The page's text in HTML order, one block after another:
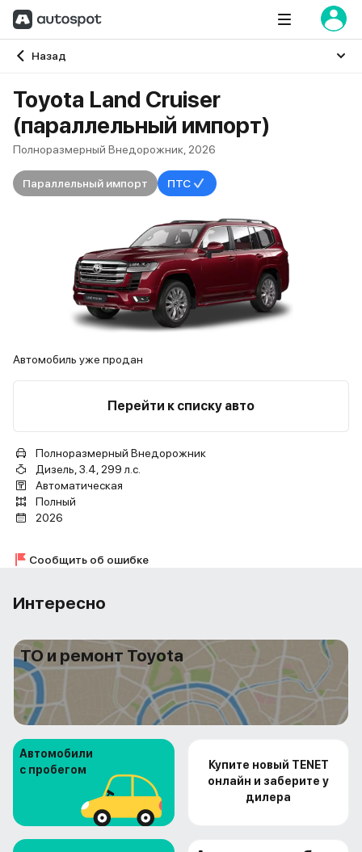
Назад
Главная
Toyota Land Cruiser
(параллельный импорт)
Полноразмерный Внедорожник, 2026
Параллельный импорт ПТС
Автомобиль уже продан
Перейти к списку авто
Полноразмерный Внедорожник
Дизель, 3.4, 299 л.с.
Автоматическая
Полный
2026
Сообщить об ошибке
Интересно
ТО и ремонт Toyota
Автомобили
с пробегом
Купите новый TENET
онлайн и заберите у
дилера